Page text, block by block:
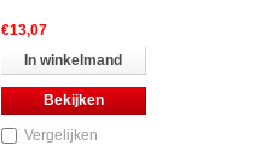
€13,07
In winkelmand
Bekijken
Vergelijken